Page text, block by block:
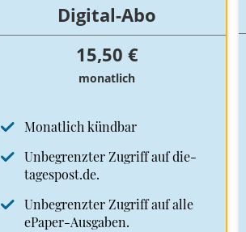
Digital-Abo
15,50 €
monatlich
Monatlich kündbar
Unbegrenzter Zugriff auf die-
tagespost.de.
Unbegrenzter Zugriff auf alle
ePaper-Ausgaben.